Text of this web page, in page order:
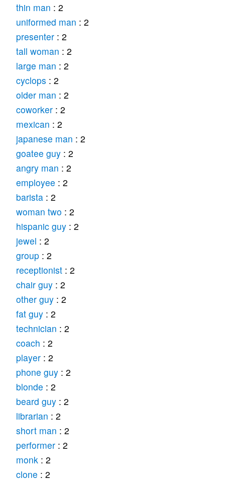
thin man : 2
uniformed man : 2
presenter: 2
tall woman : 2
large man : 2
cyclops : 2
older man : 2
coworker: 2
mexican : 2
japanese man : 2
goatee guy: 2
angry man : 2
employee : 2
barista: 2
woman two : 2
hispanic guy: 2
jewel : 2
group: 2
receptionist: 2
chair guy: 2
other guy: 2
fat guy: 2
technician : 2
coach : 2
player: 2
phone guy: 2
blonde : 2
beard guy: 2
librarian : 2
short man : 2
performer: 2
monk: 2
clone : 2